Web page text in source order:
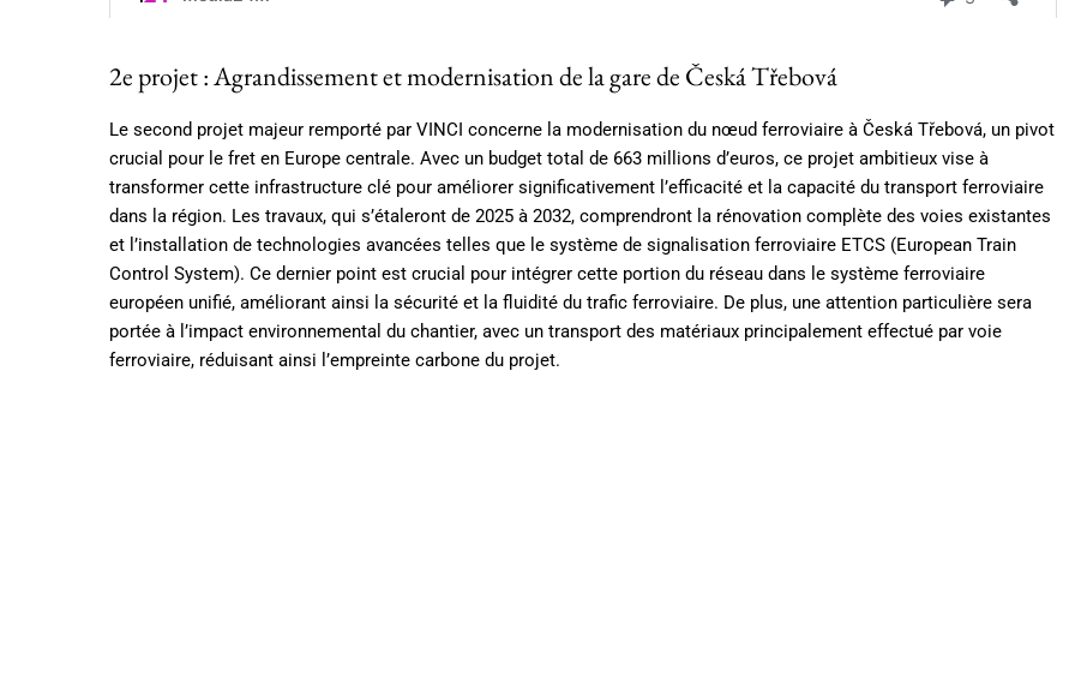
2e projet : Agrandissement et modernisation de la gare de Česká Třebová
Le second projet majeur remporté par VINCI concerne la modernisation du nœud ferroviaire à Česká Třebová, un pivot
crucial pour le fret en Europe centrale. Avec un budget total de 663 millions d’euros, ce projet ambitieux vise à
transformer cette infrastructure clé pour améliorer significativement l’efficacité et la capacité du transport ferroviaire
dans la région. Les travaux, qui s’étaleront de 2025 à 2032, comprendront la rénovation complète des voies existantes
et l’installation de technologies avancées telles que le système de signalisation ferroviaire ETCS (European Train
Control System). Ce dernier point est crucial pour intégrer cette portion du réseau dans le système ferroviaire
européen unifié, améliorant ainsi la sécurité et la fluidité du trafic ferroviaire. De plus, une attention particulière sera
portée à l’impact environnemental du chantier, avec un transport des matériaux principalement effectué par voie